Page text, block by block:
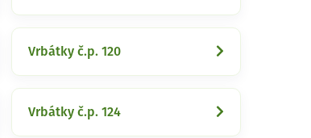
Vrbátky č.p. 120
Vrbátky č.p. 124